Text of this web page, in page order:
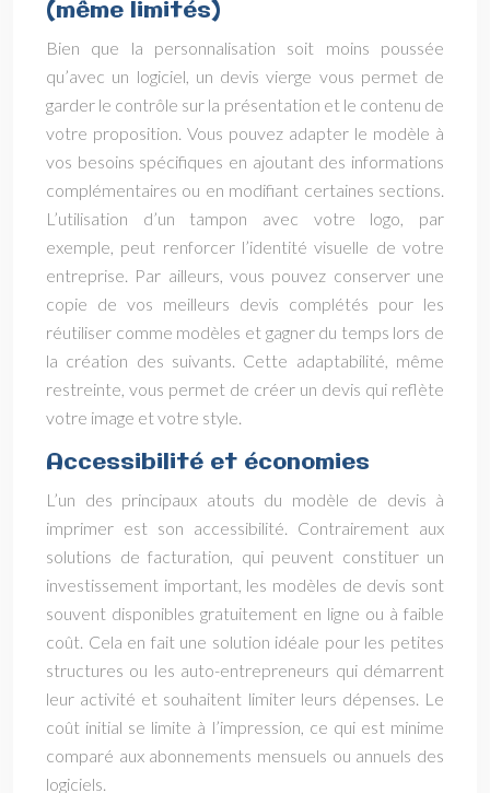
(même limités)
Bien que la personnalisation soit moins poussée
qu’avec un logiciel, un devis vierge vous permet de
garder le contrôle sur la présentation et le contenu de
votre proposition. Vous pouvez adapter le modèle à
vos besoins spécifiques en ajoutant des informations
complémentaires ou en modifiant certaines sections.
L’utilisation d’un tampon avec votre logo, par
exemple, peut renforcer l’identité visuelle de votre
entreprise. Par ailleurs, vous pouvez conserver une
copie de vos meilleurs devis complétés pour les
réutiliser comme modèles et gagner du temps lors de
la création des suivants. Cette adaptabilité, même
restreinte, vous permet de créer un devis qui reflète
votre image et votre style.
Accessibilité et économies
L’un des principaux atouts du modèle de devis à
imprimer est son accessibilité. Contrairement aux
solutions de facturation, qui peuvent constituer un
investissement important, les modèles de devis sont
souvent disponibles gratuitement en ligne ou à faible
coût. Cela en fait une solution idéale pour les petites
structures ou les auto-entrepreneurs qui démarrent
leur activité et souhaitent limiter leurs dépenses. Le
coût initial se limite à l’impression, ce qui est minime
comparé aux abonnements mensuels ou annuels des
logiciels.